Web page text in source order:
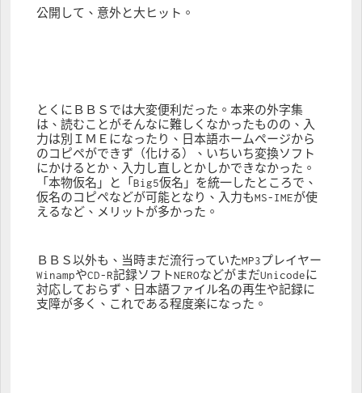
公開して、意外と大ヒット。
とくにＢＢＳでは大変便利だった。本来の外字集
は、読むことがそんなに難しくなかったものの、入
力は別ＩＭＥになったり、日本語ホームページから
のコピペができず（化ける）、いちいち変換ソフト
にかけるとか、入力し直しとかしかできなかった。
「本物仮名」と「Big5仮名」を統一したところで、
仮名のコピペなどが可能となり、入力もMS-IMEが使
えるなど、メリットが多かった。
ＢＢＳ以外も、当時まだ流行っていたMP3プレイヤー
WinampやCD-R記録ソフトNEROなどがまだUnicodeに
対応しておらず、日本語ファイル名の再生や記録に
支障が多く、これである程度楽になった。